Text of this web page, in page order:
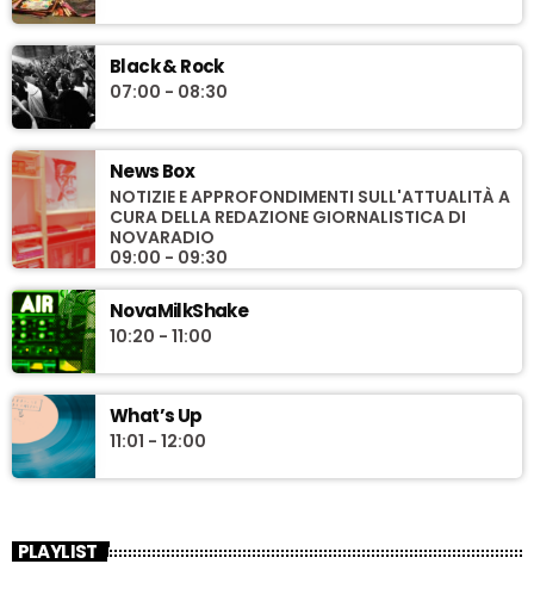
Black & Rock
07:00 - 08:30
News Box
NOTIZIE E APPROFONDIMENTI SULL'ATTUALITÀ A
CURA DELLA REDAZIONE GIORNALISTICA DI
NOVARADIO
09:00 - 09:30
NovaMilkShake
10:20 - 11:00
What’s Up
11:01 - 12:00
PLAYLIST